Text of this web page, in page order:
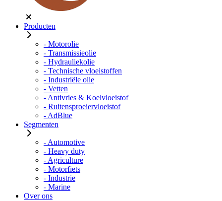
Producten
- Motorolie
- Transmissieolie
- Hydrauliekolie
- Technische vloeistoffen
- Industriële olie
- Vetten
- Antivries & Koelvloeistof
- Ruitensproeiervloeistof
- AdBlue
Segmenten
- Automotive
- Heavy duty
- Agriculture
- Motorfiets
- Industrie
- Marine
Over ons